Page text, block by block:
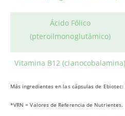
Ácido Fólico
(pteroilmonoglutámico)
Vitamina B12 (cianocobalamina)
Más ingredientes en las cápsulas de Ebiotec:
*VRN = Valores de Referencia de Nutrientes.